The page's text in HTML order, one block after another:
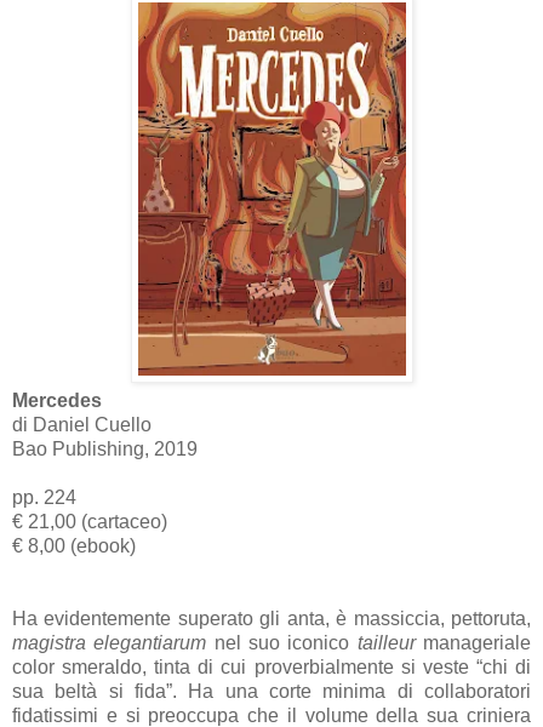
Mercedes
di Daniel Cuello
Bao Publishing, 2019
pp. 224
€ 21,00 (cartaceo)
€ 8,00 (ebook)
Ha evidentemente superato gli anta, è massiccia, pettoruta,
magistra elegantiarum nel suo iconico tailleurmanageriale
color smeraldo, tinta di cui proverbialmente si veste “chi di
sua beltà si fida”. Ha una corte minima di collaboratori
fidatissimi e si preoccupa che il volume della sua criniera